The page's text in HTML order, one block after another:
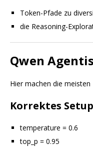
Token-Pfade zu
die Reasoning-
Qwen
Hier machen die meisten
Korrektes Setup
temperature = 0.6
top_p = 0.95